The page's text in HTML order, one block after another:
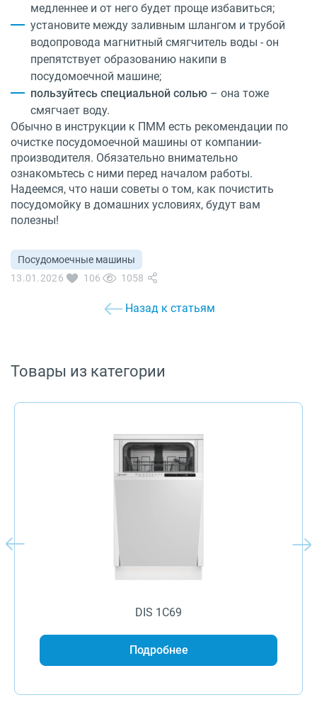
медленнее и от него будет проще избавиться;
установите между заливным шлангом и трубой
водопровода магнитный смягчитель воды - он
препятствует образованию накипи в
посудомоечной машине;
пользуйтесь специальной солью – она тоже
смягчает воду.
Обычно в инструкции к ПММ есть рекомендации по
очистке посудомоечной машины от компании-
производителя. Обязательно внимательно
ознакомьтесь с ними перед началом работы.
Надеемся, что наши советы о том, как почистить
посудомойку в домашних условиях, будут вам
полезны!
Посудомоечные машины
13.01.2026
106 1058
Назад к статьям
Товары из категории
DIS 1C69
Подробнее